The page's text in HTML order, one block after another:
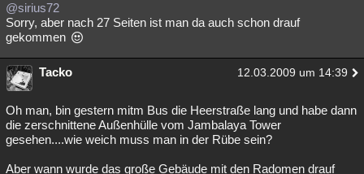
@sirius72
Sorry, aber nach 27 Seiten ist man da auch schon drauf
gekommen
Tacko 12.03.2009 um 14:39
Oh man, bin gestern mitm Bus die Heerstraße lang und habe dann
die zerschnittene Außenhülle vom Jambalaya Tower
gesehen....wie weich muss man in der Rübe sein?
Aber wann wurde das große Gebäude mit den Radomen drauf